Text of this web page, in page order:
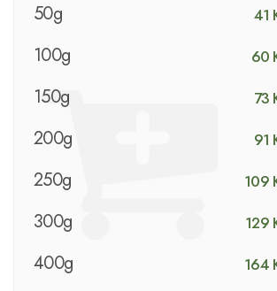
50g 41
100g 60
150g 73
200g 91
250g 109
300g 129
400g 164